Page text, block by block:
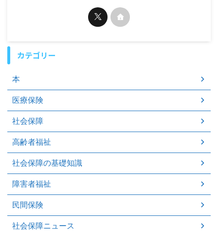
カテゴリー
本
医療保険
社会保障
高齢者福祉
社会保障の基礎知識
障害者福祉
民間保険
社会保障ニュース